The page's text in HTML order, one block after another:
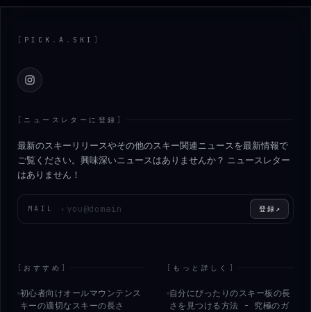
[ PICK . A . SKI ]
Instagram
[ ニュースレターに登録 ]
最新のスキーリリースやその他のスキー関連ニュースを最新情報で
ご覧ください。興味深いニュースはありませんか？ ニュースレター
はありません！
MAIL › 登録 ↗
[ おすすめ ]
初心者向けオールマウンテンス
キーの適切なスキーの長さ
[ もっと詳しく ]
自分にぴったりのスキー板の長
さを見つける方法 - 究極のガ